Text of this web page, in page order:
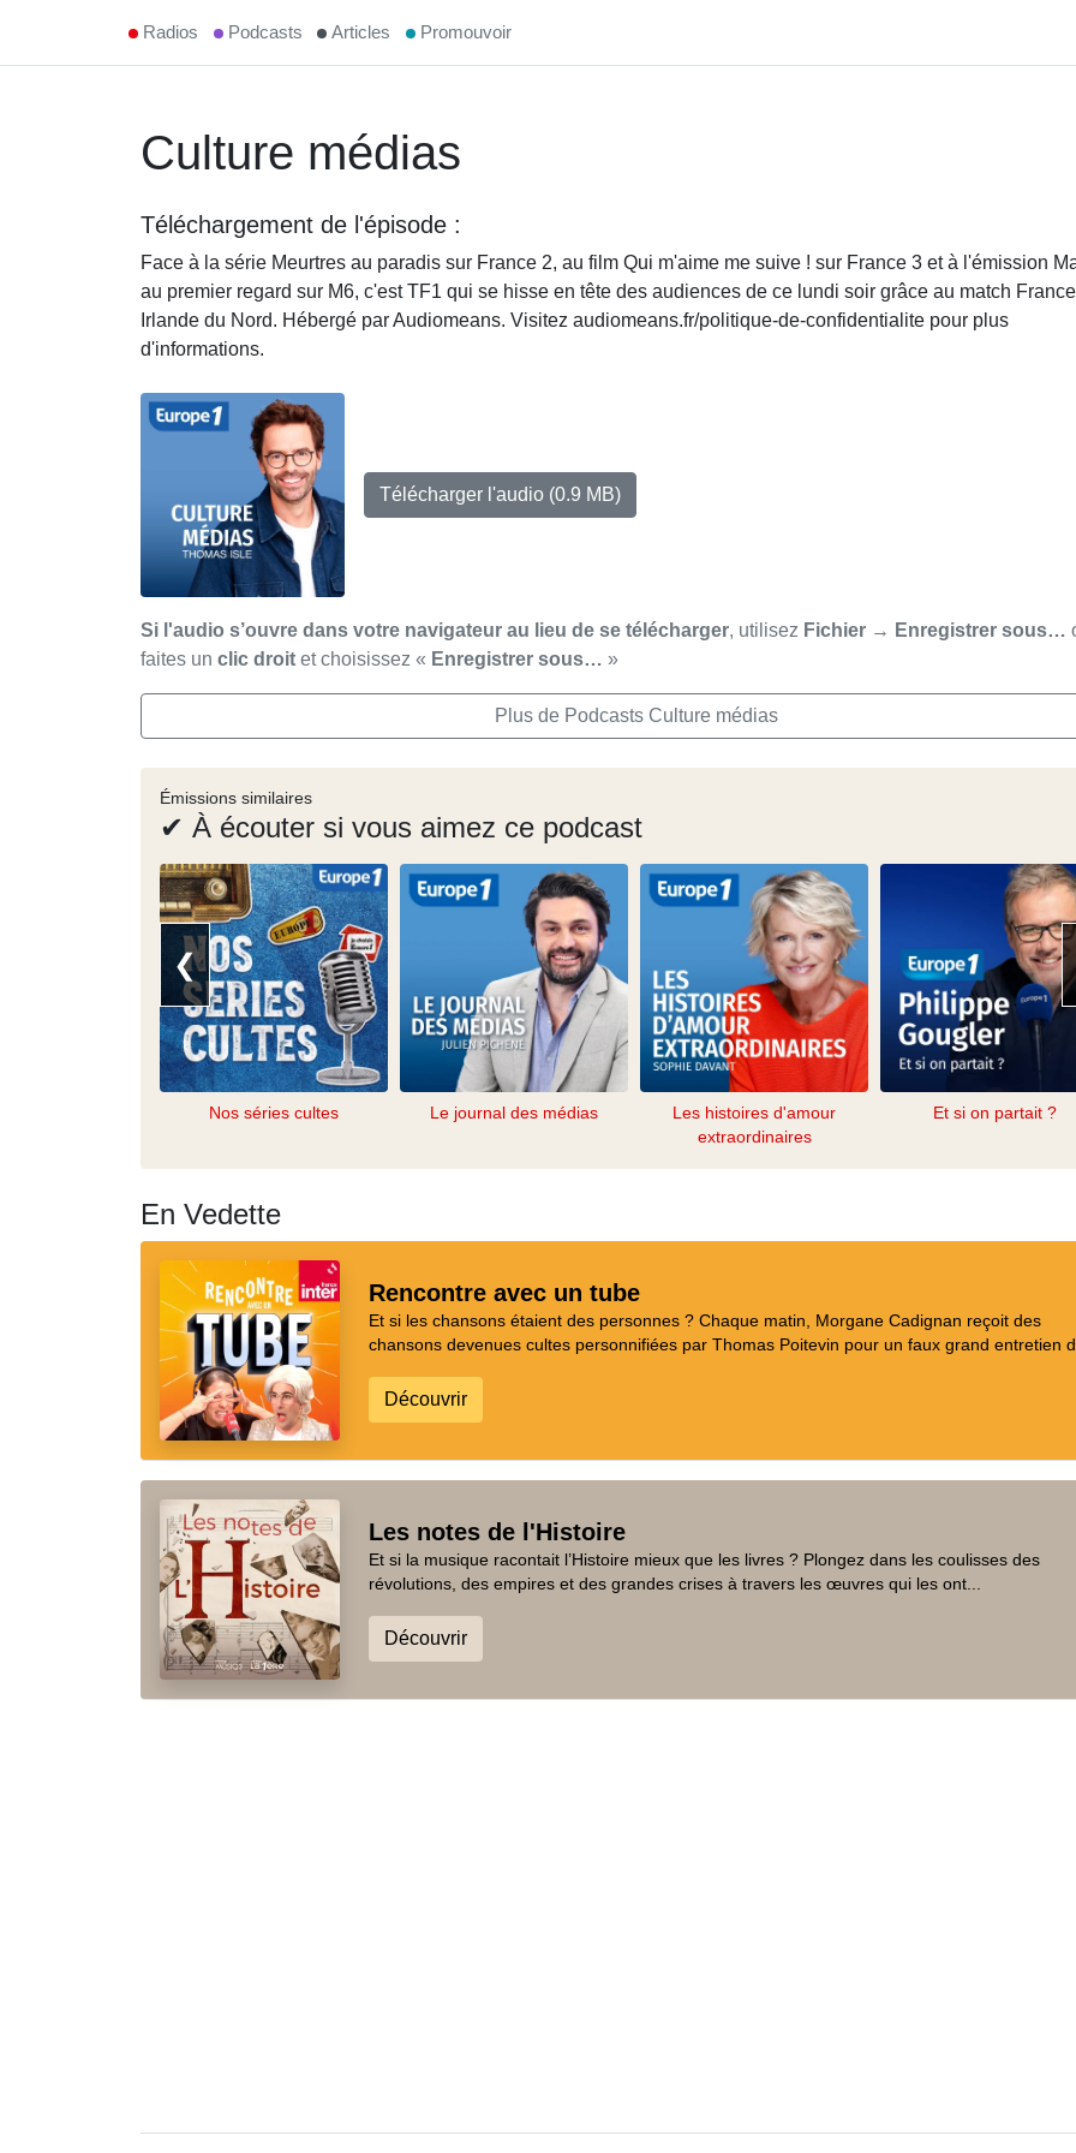
Radios Podcasts Articles Promouvoir
Culture médias
Téléchargement de l'épisode :
Face à la série Meurtres au paradis sur France 2, au film Qui m'aime me suive ! sur France 3 et à l'émission
au premier regard sur M6, c'est TF1 qui se hisse en tête des audiences de ce lundi soir grâce au match
Irlande du Nord. Hébergé par Audiomeans. Visitez audiomeans.fr/politique-de-confidentialite pour plus
d'informations.
Télécharger l'audio (0.9 MB)
Si l'audio s’ouvre dans votre navigateur au lieu de se télécharger, utilisez Fichier → Enregistrer sous…
faites un clic droit et choisissez « Enregistrer sous… »
Plus de Podcasts Culture médias
Émissions similaires
✔ À écouter si vous aimez ce podcast
❮
Nos séries cultes Le journal des médias
Les histoires d'amour
extraordinaires
Et si on partait ?
En Vedette
Rencontre avec un tube
Et si les chansons étaient des personnes ? Chaque matin, Morgane Cadignan reçoit des
chansons devenues cultes personnifiées par Thomas Poitevin pour un faux grand entretien
Découvrir
Les notes de l'Histoire
Et si la musique racontait l’Histoire mieux que les livres ? Plongez dans les coulisses des
révolutions, des empires et des grandes crises à travers les œuvres qui les ont...
Découvrir